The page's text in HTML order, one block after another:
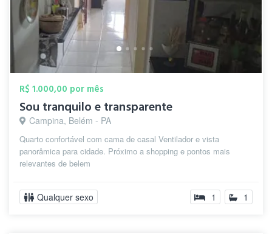
R$ 1.000,00 por mês
Sou tranquilo e transparente
Campina, Belém - PA
Quarto confortável com cama de casal Ventilador e vista
panorâmica para cidade. Próximo a shopping e pontos mais
relevantes de belem
Qualquer sexo 1 1